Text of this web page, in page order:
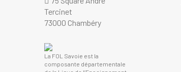
Tercinet
73000 Chambéry
La FOL Savoie est la
composante départementale